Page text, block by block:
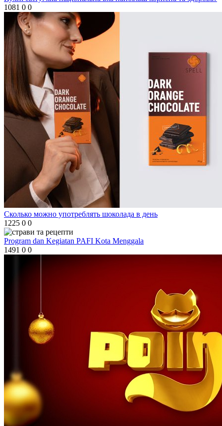
1081 0 0
Сколько можно употреблять шоколада в день
1225 0 0
Program dan Kegiatan PAFI Kota Menggala
1491 0 0